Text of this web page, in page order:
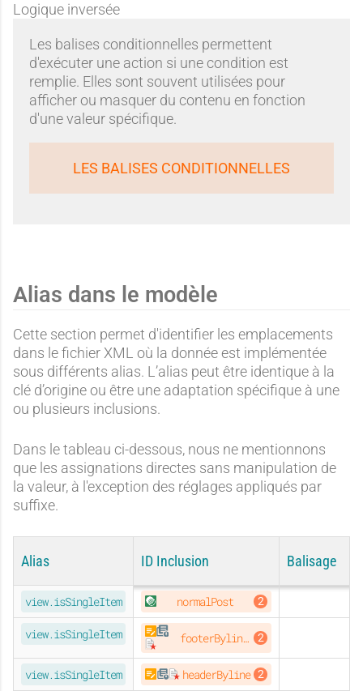
Logique inversée
Les balises conditionnelles permettent
d'exécuter une action si une condition est
remplie. Elles sont souvent utilisées pour
afficher ou masquer du contenu en fonction
d'une valeur spécifique.
LES BALISES CONDITIONNELLES
Alias dans le modèle
Cette section permet d'identifier les emplacements
dans le fichier XML où la donnée est implémentée
sous différents alias. L’alias peut être identique à la
clé d’origine ou être une adaptation spécifique à une
ou plusieurs inclusions.
Dans le tableau ci-dessous, nous ne mentionnons
que les assignations directes sans manipulation de
la valeur, à l'exception des réglages appliqués par
suffixe.
Alias ID Inclusion Balisage
view.isSingleItem normalPost
NOTABLE
view.isSingleItem footerBylines
view.isSingleItem headerByline